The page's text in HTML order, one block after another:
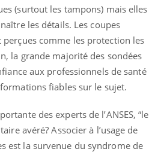
(surtout les tampons) mais elles
les détails. Les coupes
comme les protection les
la grande majorité des sondées
aux professionnels de santé
fiables sur le sujet.
des experts de l’ANSES, “le
avéré? Associer à l’usage de
est la survenue du syndrome de